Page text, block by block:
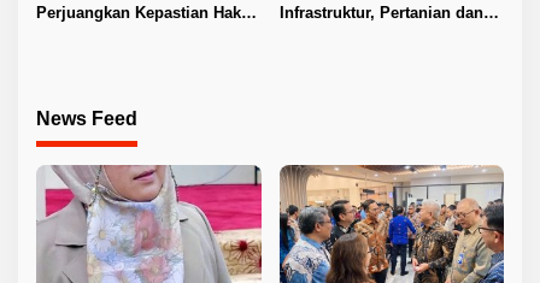
Perjuangkan Kepastian Hak
Infrastruktur, Pertanian dan
News Feed